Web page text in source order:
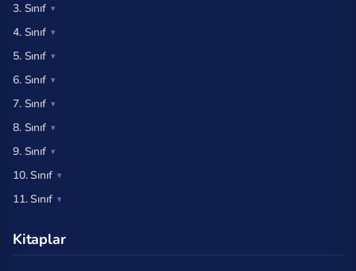
3. Sınıf
4. Sınıf
5. Sınıf
6. Sınıf
7. Sınıf
8. Sınıf
9. Sınıf
10. Sınıf
11. Sınıf
Kitaplar